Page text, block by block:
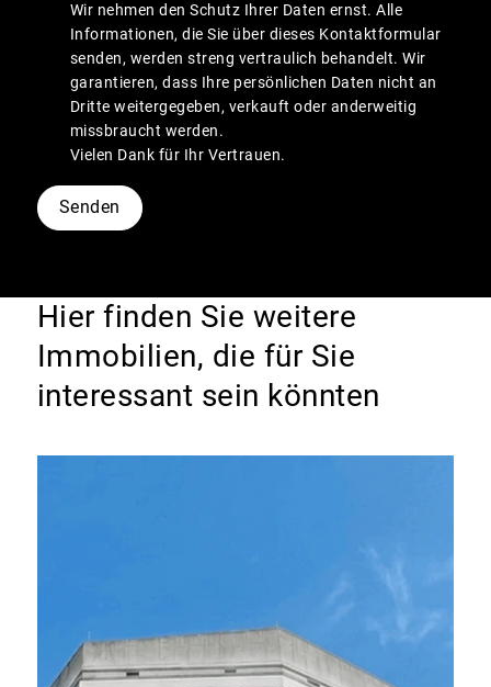
Wir nehmen den Schutz Ihrer Daten ernst. Alle
Informationen, die Sie über dieses Kontaktformular
senden, werden streng vertraulich behandelt. Wir
garantieren, dass Ihre persönlichen Daten nicht an
Dritte weitergegeben, verkauft oder anderweitig
missbraucht werden.
Vielen Dank für Ihr Vertrauen.
Senden
Hier finden Sie weitere
Immobilien, die für Sie
interessant sein könnten